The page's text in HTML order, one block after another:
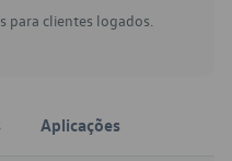
para clientes logados.
Aplicações